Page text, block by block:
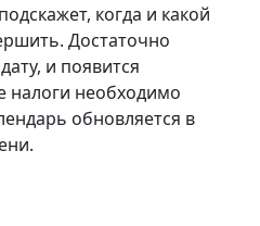
подскажет, когда и какой
Достаточно
и появится
налоги необходимо
обновляется в